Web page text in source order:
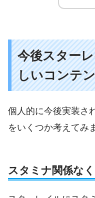
今後スター
しいコンテ
個人的に今後実装さ
をいくつか考えてみ
スタミナ関係な